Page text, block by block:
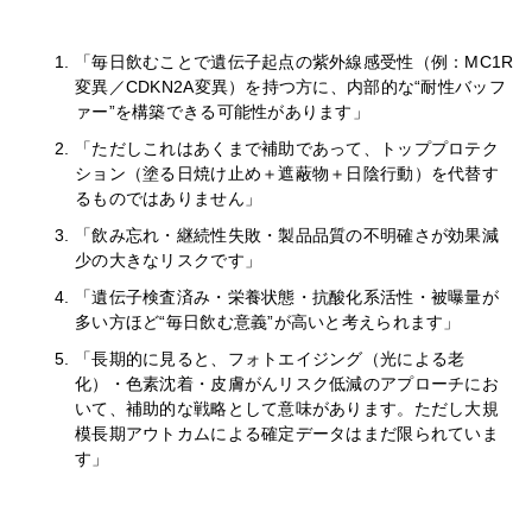
「毎日飲むことで遺伝子起点の紫外線感受性（例：MC1R
変異／CDKN2A変異）を持つ方に、内部的な“耐性バッフ
ァー”を構築できる可能性があります」
「ただしこれはあくまで補助であって、トッププロテク
ション（塗る日焼け止め＋遮蔽物＋日陰行動）を代替す
るものではありません」
「飲み忘れ・継続性失敗・製品品質の不明確さが効果減
少の大きなリスクです」
「遺伝子検査済み・栄養状態・抗酸化系活性・被曝量が
多い方ほど“毎日飲む意義”が高いと考えられます」
「長期的に見ると、フォトエイジング（光による老
化）・色素沈着・皮膚がんリスク低減のアプローチにお
いて、補助的な戦略として意味があります。ただし大規
模長期アウトカムによる確定データはまだ限られていま
す」